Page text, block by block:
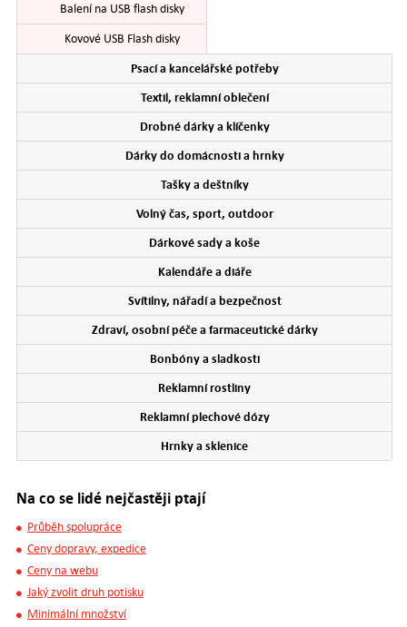
Balení na USB flash disky
Kovové USB Flash disky
Psací a kancelářské potřeby
Textil, reklamní oblečení
Drobné dárky a klíčenky
Dárky do domácnosti a hrnky
Tašky a deštníky
Volný čas, sport, outdoor
Dárkové sady a koše
Kalendáře a diáře
Svítilny, nářadí a bezpečnost
Zdraví, osobní péče a farmaceutické dárky
Bonbóny a sladkosti
Reklamní rostliny
Reklamní plechové dózy
Hrnky a sklenice
Na co se lidé nejčastěji ptají
Průběh spolupráce
Ceny dopravy, expedice
Ceny na webu
Jaký zvolit druh potisku
Minimální množství